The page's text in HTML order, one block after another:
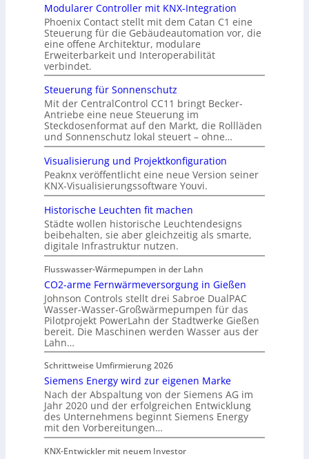
Modularer Controller mit KNX-Integration
Phoenix Contact stellt mit dem Catan C1 eine
Steuerung für die Gebäudeautomation vor, die
eine offene Architektur, modulare
Erweiterbarkeit und Interoperabilität
verbindet.
Steuerung für Sonnenschutz
Mit der CentralControl CC11 bringt Becker-
Antriebe eine neue Steuerung im
Steckdosenformat auf den Markt, die Rollläden
und Sonnenschutz lokal steuert – ohne…
Visualisierung und Projektkonfiguration
Peaknx veröffentlicht eine neue Version seiner
KNX-Visualisierungssoftware Youvi.
Historische Leuchten fit machen
Städte wollen historische Leuchtendesigns
beibehalten, sie aber gleichzeitig als smarte,
digitale Infrastruktur nutzen.
Flusswasser-Wärmepumpen in der Lahn
CO2-arme Fernwärmeversorgung in Gießen
Johnson Controls stellt drei Sabroe DualPAC
Wasser-Wasser-Großwärmepumpen für das
Pilotprojekt PowerLahn der Stadtwerke Gießen
bereit. Die Maschinen werden Wasser aus der
Lahn…
Schrittweise Umfirmierung 2026
Siemens Energy wird zur eigenen Marke
Nach der Abspaltung von der Siemens AG im
Jahr 2020 und der erfolgreichen Entwicklung
des Unternehmens beginnt Siemens Energy
mit den Vorbereitungen…
KNX-Entwickler mit neuem Investor